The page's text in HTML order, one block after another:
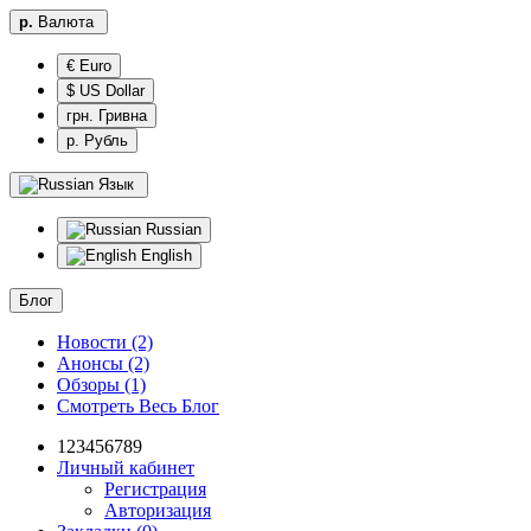
р. Валюта
€ Euro
$ US Dollar
грн. Гривна
р. Рубль
Язык
Russian
English
Блог
Новости (2)
Анонсы (2)
Обзоры (1)
Смотреть Весь Блог
123456789
Личный кабинет
Регистрация
Авторизация